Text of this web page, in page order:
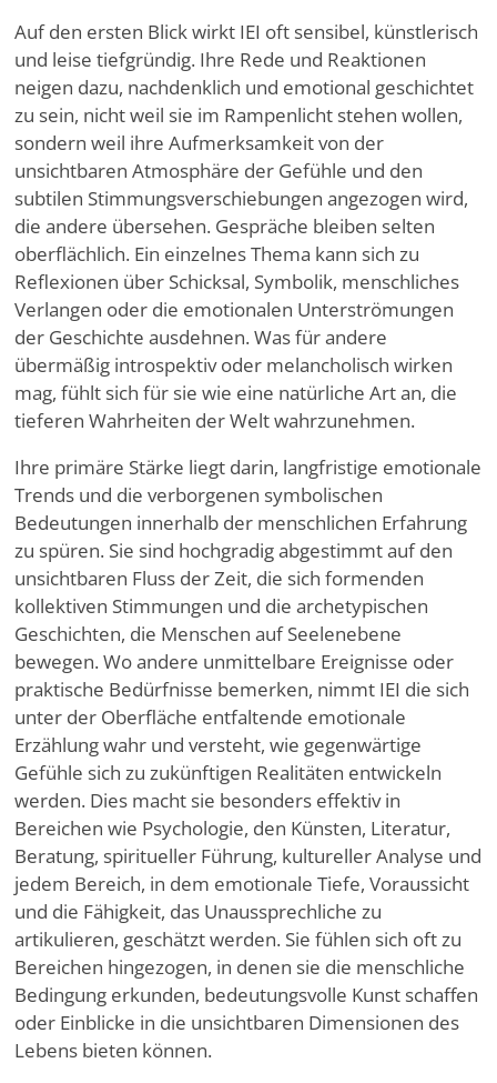
Auf den ersten Blick wirkt IEI oft sensibel, künstlerisch
und leise tiefgründig. Ihre Rede und Reaktionen
neigen dazu, nachdenklich und emotional geschichtet
zu sein, nicht weil sie im Rampenlicht stehen wollen,
sondern weil ihre Aufmerksamkeit von der
unsichtbaren Atmosphäre der Gefühle und den
subtilen Stimmungsverschiebungen angezogen wird,
die andere übersehen. Gespräche bleiben selten
oberflächlich. Ein einzelnes Thema kann sich zu
Reflexionen über Schicksal, Symbolik, menschliches
Verlangen oder die emotionalen Unterströmungen
der Geschichte ausdehnen. Was für andere
übermäßig introspektiv oder melancholisch wirken
mag, fühlt sich für sie wie eine natürliche Art an, die
tieferen Wahrheiten der Welt wahrzunehmen.
Ihre primäre Stärke liegt darin, langfristige emotionale
Trends und die verborgenen symbolischen
Bedeutungen innerhalb der menschlichen Erfahrung
zu spüren. Sie sind hochgradig abgestimmt auf den
unsichtbaren Fluss der Zeit, die sich formenden
kollektiven Stimmungen und die archetypischen
Geschichten, die Menschen auf Seelenebene
bewegen. Wo andere unmittelbare Ereignisse oder
praktische Bedürfnisse bemerken, nimmt IEI die sich
unter der Oberfläche entfaltende emotionale
Erzählung wahr und versteht, wie gegenwärtige
Gefühle sich zu zukünftigen Realitäten entwickeln
werden. Dies macht sie besonders effektiv in
Bereichen wie Psychologie, den Künsten, Literatur,
Beratung, spiritueller Führung, kultureller Analyse und
jedem Bereich, in dem emotionale Tiefe, Voraussicht
und die Fähigkeit, das Unaussprechliche zu
artikulieren, geschätzt werden. Sie fühlen sich oft zu
Bereichen hingezogen, in denen sie die menschliche
Bedingung erkunden, bedeutungsvolle Kunst schaffen
oder Einblicke in die unsichtbaren Dimensionen des
Lebens bieten können.